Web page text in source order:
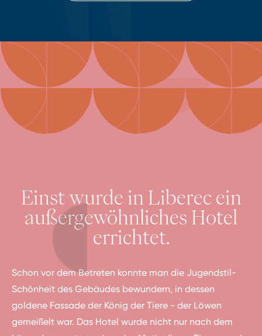
Einst wurde in Liberec ein
außergewöhnliches Hotel
errichtet.
Schon vor dem Betreten konnte man die Jugendstil-
Schönheit des Gebäudes bewundern, in dessen
goldene Fassade der König der Tiere - der Löwen
gemeißelt war. Das Hotel wurde nicht nur nach dem